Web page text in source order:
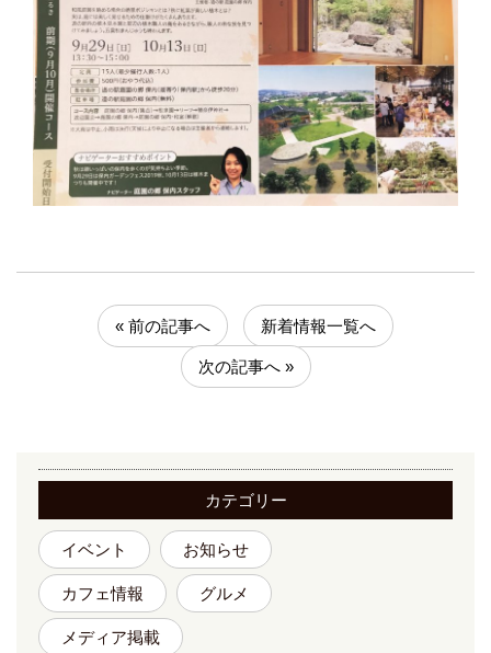
« 前の記事へ 新着情報一覧へ
次の記事へ »
カテゴリー
イベント お知らせ
カフェ情報 グルメ
メディア掲載